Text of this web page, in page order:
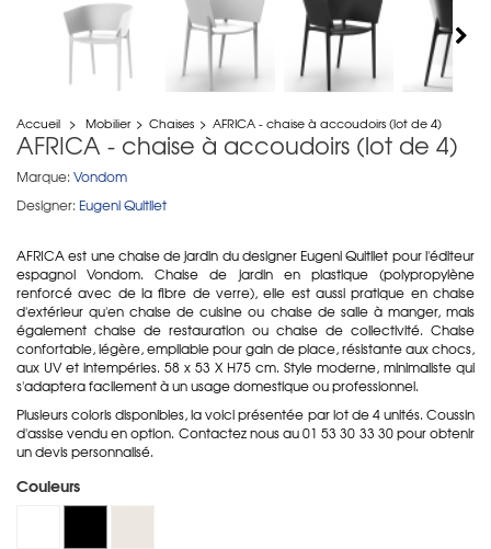
Accueil > Mobilier > Chaises > AFRICA - chaise à accoudoirs (lot de 4)
AFRICA - chaise à accoudoirs (lot de 4)
Marque: Vondom
Designer: Eugeni Quitllet
AFRICA est une chaise de jardin du designer Eugeni Quitllet pour l'éditeur
espagnol Vondom. Chaise de jardin en plastique (polypropylène
renforcé avec de la fibre de verre), elle est aussi pratique en chaise
d'extérieur qu'en chaise de cuisine ou chaise de salle à manger, mais
également chaise de restauration ou chaise de collectivité. Chaise
confortable, légère, empilable pour gain de place, résistante aux chocs,
aux UV et intempéries. 58 x 53 X H75 cm. Style moderne, minimaliste qui
s'adaptera facilement à un usage domestique ou professionnel.
Plusieurs coloris disponibles, la voici présentée par lot de 4 unités. Coussin
d'assise vendu en option. Contactez nous au 01 53 30 33 30 pour obtenir
un devis personnalisé.
Couleurs